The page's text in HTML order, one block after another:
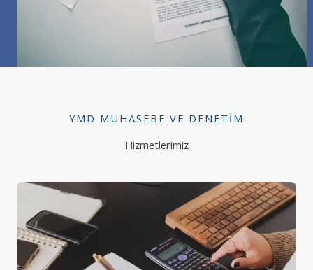
YMD MUHASEBE VE DENETIM
Hizmetlerimiz